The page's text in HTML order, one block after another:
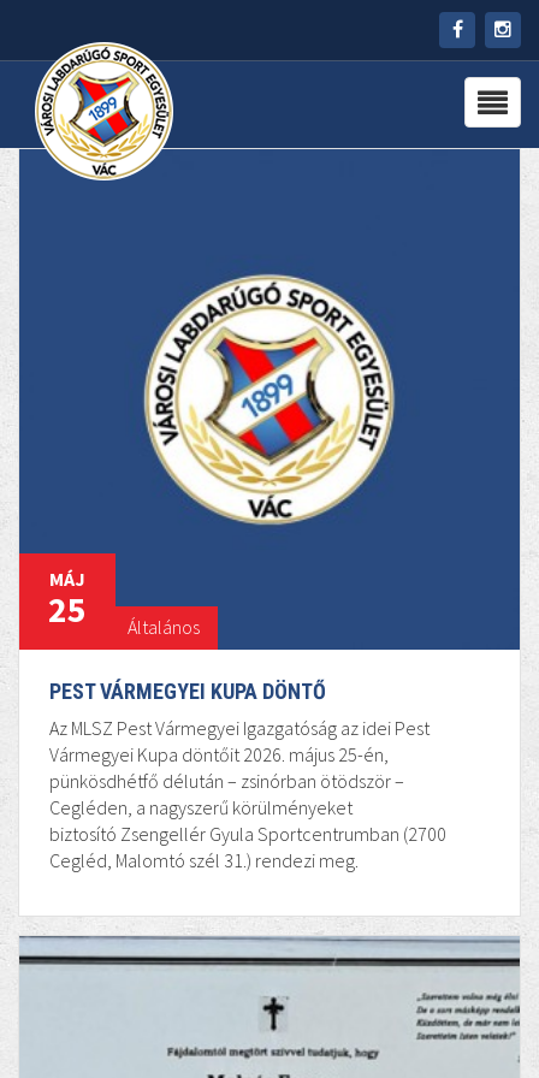
Általános
MÁJ
25
PEST VÁRMEGYEI KUPA DÖNTŐ
Az MLSZ Pest Vármegyei Igazgatóság az idei Pest
Vármegyei Kupa döntőit 2026. május 25-én,
pünkösdhétfő délután – zsinórban ötödször –
Cegléden, a nagyszerű körülményeket
biztosító Zsengellér Gyula Sportcentrumban (2700
Cegléd, Malomtó szél 31.) rendezi meg.
HÍREK
RÓLUNK
CSAPATOK